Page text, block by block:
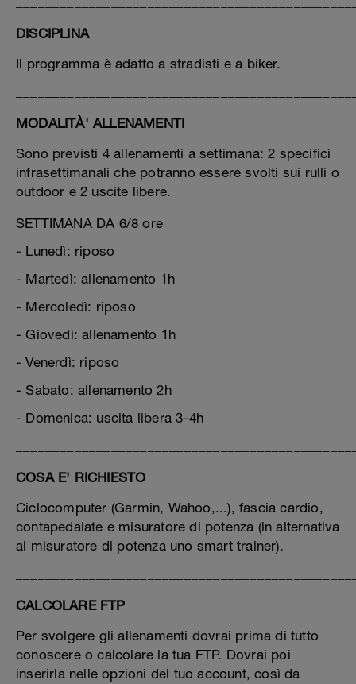
DISCIPLINA
Il programma è adatto a stradisti e a biker.
MODALITÀ' ALLENAMENTI
Sono previsti 4 allenamenti a settimana: 2 specifici
infrasettimanali che potranno essere svolti sui rulli o
outdoor e 2 uscite libere.
SETTIMANA DA 6/8 ore
- Lunedì: riposo
- Martedì: allenamento 1h
- Mercoledì: riposo
- Giovedì: allenamento 1h
- Venerdì: riposo
- Sabato: allenamento 2h
- Domenica: uscita libera 3-4h
COSA E' RICHIESTO
Ciclocomputer (Garmin, Wahoo,...), fascia cardio,
contapedalate e misuratore di potenza (in alternativa
al misuratore di potenza uno smart trainer).
CALCOLARE FTP
Per svolgere gli allenamenti dovrai prima di tutto
conoscere o calcolare la tua FTP. Dovrai poi
inserirla nelle opzioni del tuo account, così da